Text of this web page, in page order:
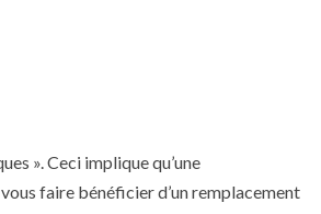
». Ceci implique qu’une
faire bénéficier d’un remplacement